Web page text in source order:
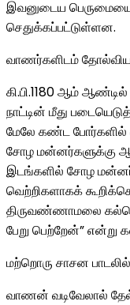
இவனுடைய
செதுக்கப்பட்டுள்ளன.
வாணர்களிடம்
கி.பி.1180 ஆம்
நாட்டின் மீது
மேலே கண்ட
சோழ மன்னர்களுக்கு
இடங்களில் சோழ
வெற்றிகளாகக்
திருவண்ணாமலை
பேறு பெற்றேன்” என்று
மற்றொரு சாசன
வாணன் வடிவேலால்